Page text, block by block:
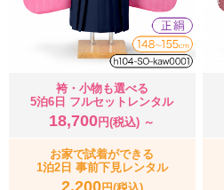
袴・小物も選べる
5泊6日 フルセットレンタル
18,700円(税込) ～
お家で試着ができる
1泊2日 事前下見レンタル
2,200